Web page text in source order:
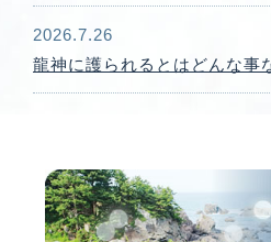
2026.7.26
龍神に護られるとはどんな事
2026.7.18
世界が平和になりますよ